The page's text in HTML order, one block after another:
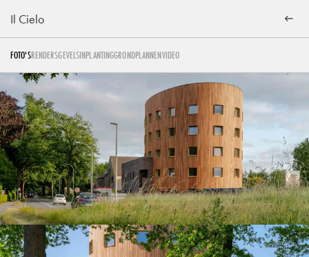
Il Cielo
FOTO'SRENDERSGEVELSINPLANTINGGRONDPLANNENVIDEO